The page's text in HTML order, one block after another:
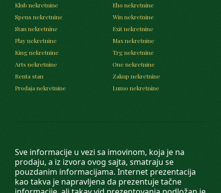
Sve informacije u vezi sa imovinom, koja je na
prodaju, a iz izvora ovog sajta, smatraju se
pouzdanim informacijama. Internet prezentacija
kao takva je napravljena da prezentuje tačne
Klub nekretnine
Eho nekretnine
Spens nekretnine
Win nekretnine
Stan nekretnine
Exit nekretnine
Play nekretnine
Max nekretnine
King nekretnine
Trg nekretnine
Arts nekretnine
One nekretnine
Renta stan
Zakup nekretnine
Prodaja nekretnine
Lumo nekretnine